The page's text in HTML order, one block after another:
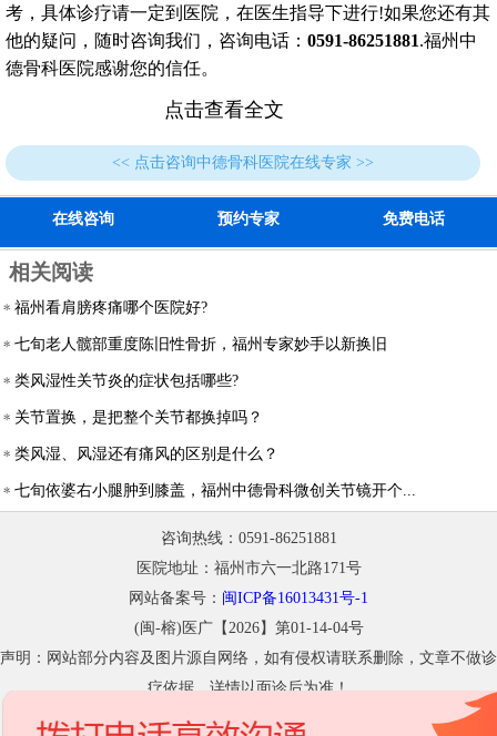
考，具体诊疗请一定到医院，在医生指导下进行!如果您还有其
他的疑问，随时咨询我们，咨询电话： 0591-86251881.福州中
德骨科医院感谢您的信任。
点击查看全文
<< 点击咨询中德骨科医院在线专家 >>
在线咨询 预约专家 免费电话
相关阅读
福州看肩膀疼痛哪个医院好?
七旬老人髋部重度陈旧性骨折，福州专家妙手以新换旧
类风湿性关节炎的症状包括哪些?
关节置换，是把整个关节都换掉吗？
类风湿、风湿还有痛风的区别是什么？
七旬依婆右小腿肿到膝盖，福州中德骨科微创关节镜开个...
咨询热线：0591-86251881
医院地址：福州市六一北路171号
网站备案号： 闽ICP备16013431号-1
(闽-榕)医广【2026】第01-14-04号
声明：网站部分内容及图片源自网络，如有侵权请联系删除，文章不做诊
疗依据，详情以面诊后为准！